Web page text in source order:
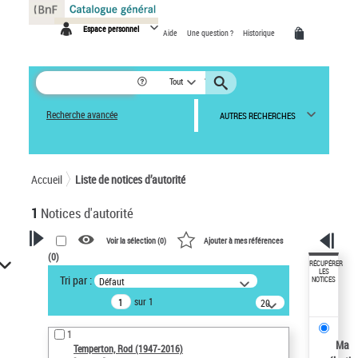
Espace personnel Aide Une question ? Historique
Tout
Recherche avancée AUTRES RECHERCHES
Accueil Liste de notices d’autorité
1 Notices d'autorité
VOTRE RECHERCHE
Recherche avancée dans les
notices d’autorité
Œuvres liées à l'auteur :
Temperton, Rod (1947-2016)
Voir la sélection (0) Ajouter à mes références
(0)
Tri par : Défaut
sur 1
20
résultats/page
1
Temperton, Rod (1947-2016)
RÉCUPÉRER
LES
NOTICES
Ma
Panneau de gestion des cookies